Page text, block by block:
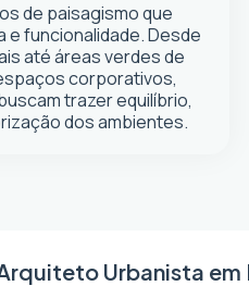
de paisagismo que
e funcionalidade. Desde
até áreas verdes de
corporativos,
trazer equilíbrio,
dos ambientes.
Urbanista em